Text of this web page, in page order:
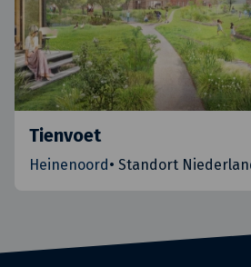
Tienvoet
Heinenoord• Standort